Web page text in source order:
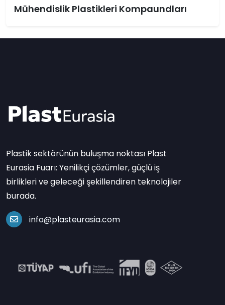
Mühendislik Plastikleri Kompaundları
Plastik sektörünün buluşma noktası Plast
Eurasia Fuarı: Yenilikçi çözümler, güçlü iş
birlikleri ve geleceği şekillendiren teknolojiler
burada.
info@plasteurasia.com